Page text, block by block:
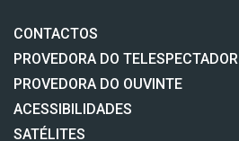
CONTACTOS
PROVEDORA DO TELESPECTADOR
PROVEDORA DO OUVINTE
ACESSIBILIDADES
SATÉLITES